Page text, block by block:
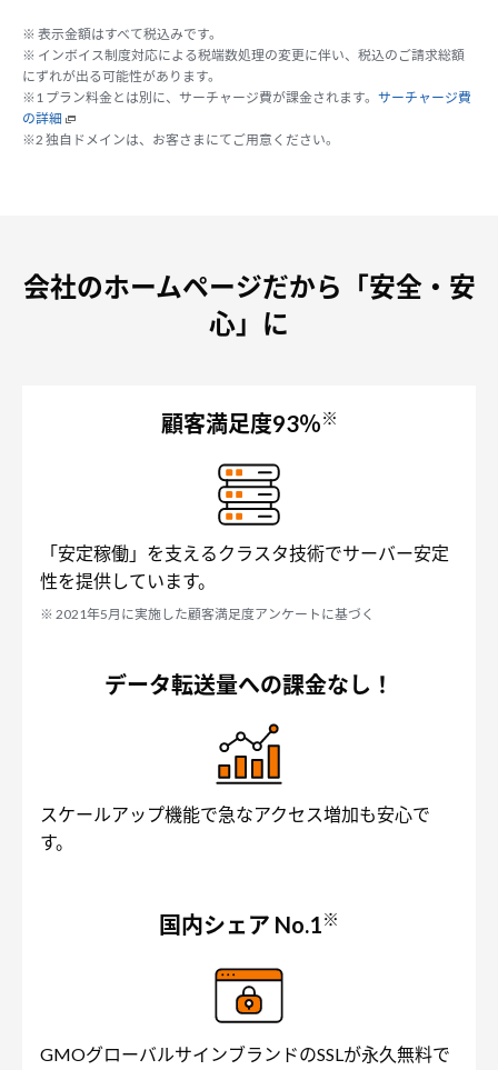
※ 表示金額はすべて税込みです。
※ インボイス制度対応による税端数処理の変更に伴い、税込のご請求総額
にずれが出る可能性があります。
※1 プラン料金とは別に、サーチャージ費が課金されます。 サーチャージ費
の詳細
※2 独自ドメインは、お客さまにてご用意ください。
会社のホームページだから「安全・安
心」に
顧客満足度93％※
「安定稼働」を支えるクラスタ技術でサーバー安定
性を提供しています。
※ 2021年5月に実施した顧客満足度アンケートに基づく
データ転送量への課金なし！
スケールアップ機能で急なアクセス増加も安心で
す。
国内シェア No.1※
GMOグローバルサインブランドのSSLが永久無料で